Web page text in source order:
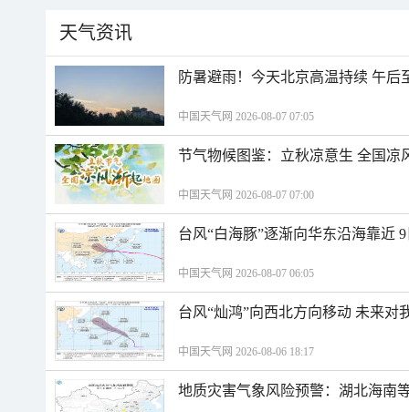
天气资讯
防暑避雨！今天北京高温持续 午
中国天气网 2026-08-07 07:05
节气物候图鉴：立秋凉意生 全国凉
中国天气网 2026-08-07 07:00
台风“白海豚”逐渐向华东沿海靠近
中国天气网 2026-08-07 06:05
台风“灿鸿”向西北方向移动 未来对
中国天气网 2026-08-06 18:17
地质灾害气象风险预警：湖北海南